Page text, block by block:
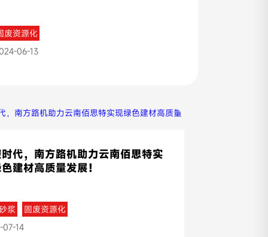
废资源化
06-13
代，南方路机助力云南佰思特实
建材高质量发展！
浆
固废资源化
14